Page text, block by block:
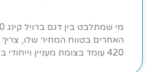
420 עומד בצומת מעניין וייחודי בתוך הקטלוג של